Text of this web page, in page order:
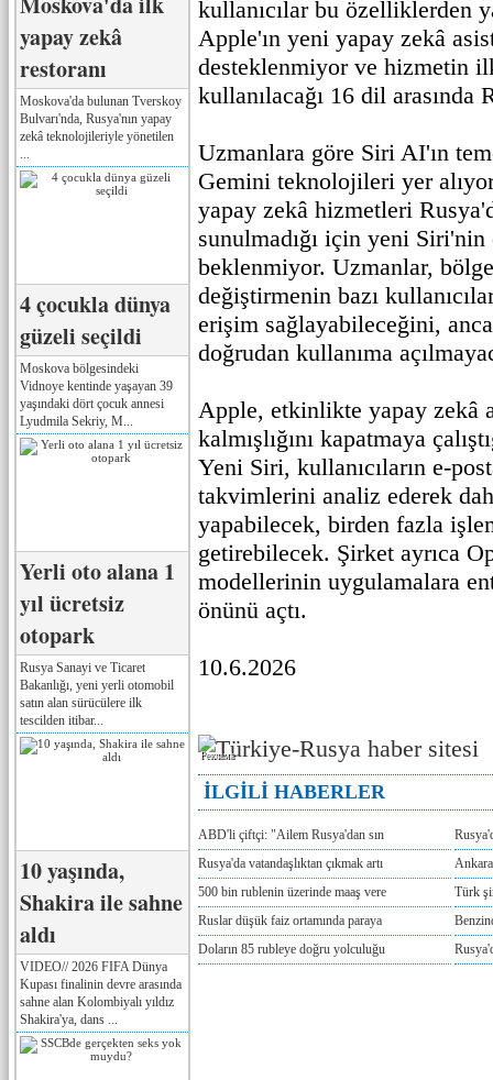
yapay zekâ
restoranı
Moskova'da bulunan Tverskoy
Bulvarı'nda, Rusya'nın yapay
zekâ teknolojileriyle yönetilen
4 çocukla dünya
güzeli seçildi
Moskova bölgesindeki
Vidnoye kentinde yaşayan 39
yaşındaki dört çocuk annesi
Lyudmila Sekriy, M...
Yerli oto alana 1
yıl ücretsiz
otopark
Rusya Sanayi ve Ticaret
Bakanlığı, yeni yerli otomobil
satın alan sürücülere ilk
tescilden itibar...
10 yaşında,
Shakira ile sahne
aldı
VIDEO// 2026 FIFA Dünya
Kupası finalinin devre arasında
sahne alan Kolombiyalı yıldız
Shakira'ya, dans ...
kullanıcılar bu özelliklerden
Apple'ın yeni yapay zekâ
desteklenmiyor ve hizmetin
kullanılacağı 16 dil arasında
Uzmanlara göre Siri AI'ın
Gemini teknolojileri yer
yapay zekâ hizmetleri
sunulmadığı için yeni Siri'nin
beklenmiyor. Uzmanlar,
değiştirmenin bazı
erişim sağlayabileceğini,
doğrudan kullanıma
Apple, etkinlikte yapay zekâ
kalmışlığını kapatmaya
Yeni Siri, kullanıcıların e-
takvimlerini analiz ederek
yapabilecek, birden fazla
getirebilecek. Şirket ayrıca
modellerinin uygulamalara
önünü açtı.
10.6.2026
Реклама
İLGİLİ HABERLER
ABD'li çiftçi: "Ailem Rusya'dan sın
Rusya'da vatandaşlıktan çıkmak artı
500 bin rublenin üzerinde maaş vere
Türk
Ruslar düşük faiz ortamında paraya
Doların 85 rubleye doğru yolculuğu